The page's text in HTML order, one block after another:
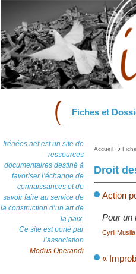
Fiches et
Irénées.net est un site de
ressources
documentaires destiné à
favoriser l’échange de
connaissances et de
savoir faire au service de
la construction d’un art de
la paix.
Ce site est porté par
l’association
Modus Operandi
Accueil
Droit
Action
Pour un
Cyril Musila
«